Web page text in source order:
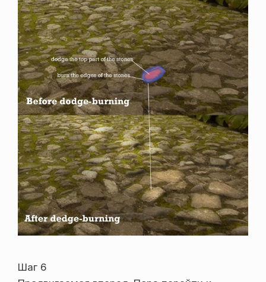
Шаг 6